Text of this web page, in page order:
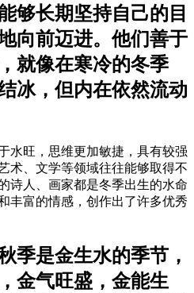
够长期坚持自己的目
向前迈进。他们善于
就像在寒冷的冬季
冰，但内在依然流动
水旺，思维更加敏捷，具有较强
术、文学等领域往往能够取得不
诗人、画家都是冬季出生的水命
丰富的情感，创作出了许多优秀
季是金生水的季节，
金气旺盛，金能生